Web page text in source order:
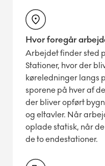
Hvor foregår
Arbejdet finder sted
Stationer, hvor der
køreledninger langs
sporene på hver af
der bliver opført
og eltavler. Når
oplade statisk, når
de to endestationer.